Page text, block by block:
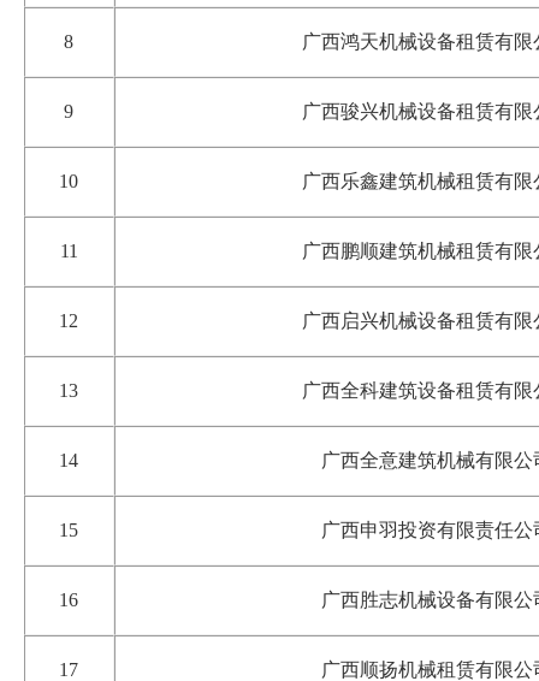
8 广西鸿天机械设备租赁有限
9 广西骏兴机械设备租赁有限
10 广西乐鑫建筑机械租赁有限
11 广西鹏顺建筑机械租赁有限
12 广西启兴机械设备租赁有限
13 广西全科建筑设备租赁有限
14 广西全意建筑机械有限公
15 广西申羽投资有限责任公
16 广西胜志机械设备有限公
17 广西顺扬机械租赁有限公